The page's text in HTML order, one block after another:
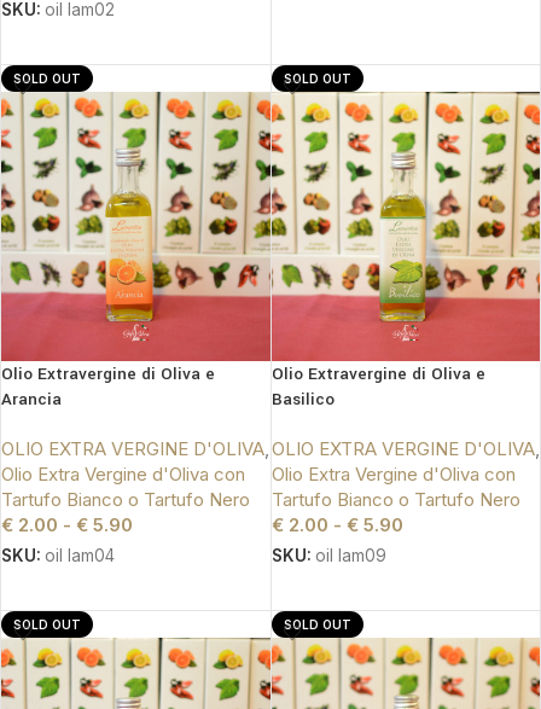
SKU: oil lam02
SOLD OUT
Olio Extravergine di Oliva e
Arancia
OLIO EXTRA VERGINE D'OLIVA,
Olio Extra Vergine d'Oliva con
Tartufo Bianco o Tartufo Nero
€ 2.00 - € 5.90
SKU: oil lam04
SOLD OUT
Olio Extravergine di Oliva e
Basilico
OLIO EXTRA VERGINE D'OLIVA,
Olio Extra Vergine d'Oliva con
Tartufo Bianco o Tartufo Nero
€2.00 - €5.90
SKU: oil lam09
SOLD OUT SOLD OUT